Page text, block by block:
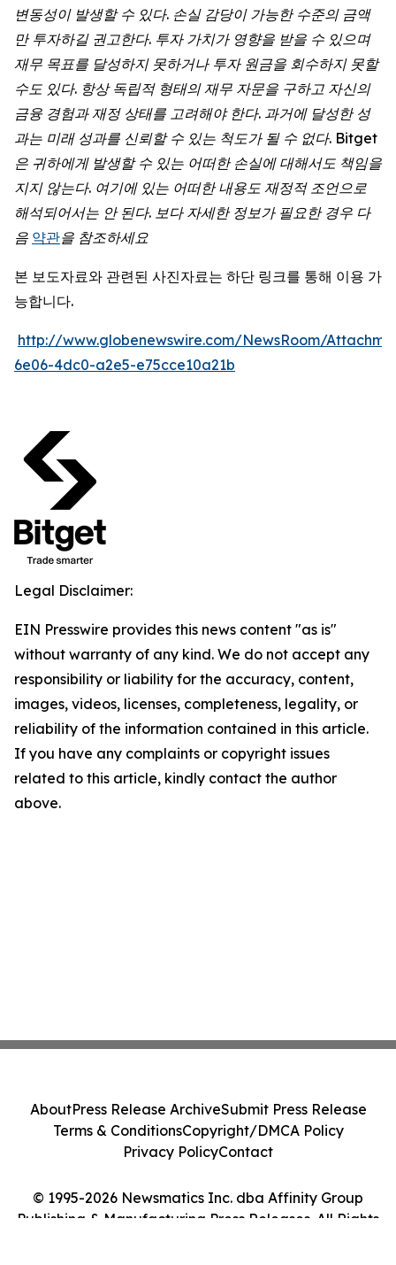
변동성이 발생할 수 있다. 손실 감당이 가능한 수준의 금액
만 투자하길 권고한다. 투자 가치가 영향을 받을 수 있으며
재무 목표를 달성하지 못하거나 투자 원금을 회수하지 못할
수도 있다. 항상 독립적 형태의 재무 자문을 구하고 자신의
금융 경험과 재정 상태를 고려해야 한다. 과거에 달성한 성
과는 미래 성과를 신뢰할 수 있는 척도가 될 수 없다. Bitget
은 귀하에게 발생할 수 있는 어떠한 손실에 대해서도 책임을
지지 않는다. 여기에 있는 어떠한 내용도 재정적 조언으로
해석되어서는 안 된다. 보다 자세한 정보가 필요한 경우 다
음 약관을 참조하세요
본 보도자료와 관련된 사진자료는 하단 링크를 통해 이용 가
능합니다.
http://www.globenewswire.com/NewsRoom/
6e06-4dc0-a2e5-e75cce10a21b
Legal Disclaimer:
EIN Presswire provides this news content "as is"
without warranty of any kind. We do not accept any
responsibility or liability for the accuracy, content,
images, videos, licenses, completeness, legality, or
reliability of the information contained in this article.
If you have any complaints or copyright issues
related to this article, kindly contact the author
above.
© 1995-2026 Newsmatics Inc. dba Affinity Group
Publishing & Manufacturing Press Releases. All Rights
AboutPress Release ArchiveSubmit Press Release
Terms & ConditionsCopyright/DMCA Policy
Privacy PolicyContact